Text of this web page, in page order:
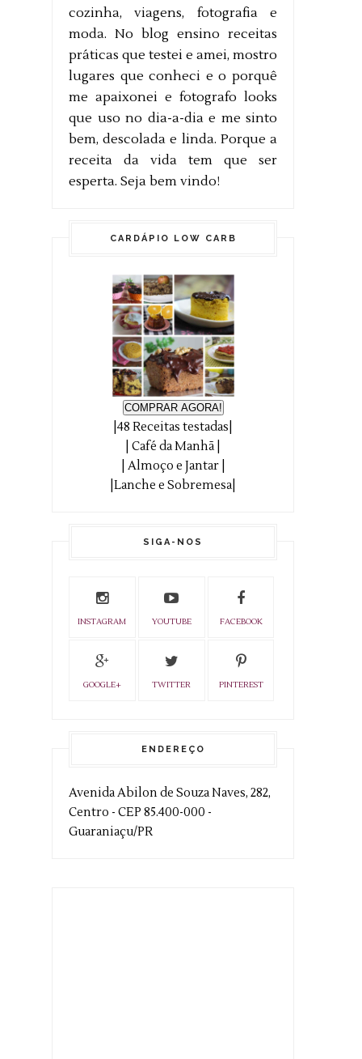
cozinha, viagens, fotografia e
moda. No blog ensino receitas
práticas que testei e amei, mostro
lugares que conheci e o porquê
me apaixonei e fotografo looks
que uso no dia-a-dia e me sinto
bem, descolada e linda. Porque a
receita da vida tem que ser
esperta. Seja bem vindo!
CARDÁPIO LOW CARB
COMPRAR AGORA!
|48 Receitas testadas|
| Café da Manhã |
| Almoço e Jantar |
|Lanche e Sobremesa|
SIGA-NOS
INSTAGRAM YOUTUBE FACEBOOK
GOOGLE+ TWITTER PINTEREST
ENDEREÇO
Avenida Abilon de Souza Naves, 282,
Centro - CEP 85.400-000 -
Guaraniaçu/PR